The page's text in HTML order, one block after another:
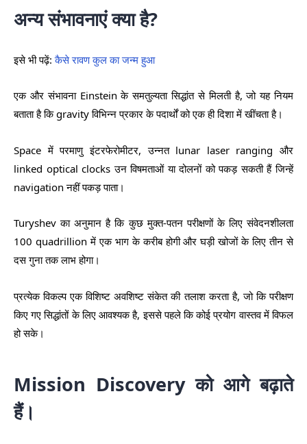
अन्य संभावनाएं क्या है?
इसे भी पढ़ें:कैसे रावण कुल का जन्म हुआ
एक और संभावना Einstein के समतुल्यता सिद्धांत से मिलती है, जो यह नियम
बताता है कि gravity विभिन्न प्रकार के पदार्थों को एक ही दिशा में खींचता है।
Space में परमाणु इंटरफेरोमीटर, उन्नत lunar laser ranging और
linked optical clocks उन विषमताओं या दोलनों को पकड़ सकती हैं जिन्हें
navigation नहीं पकड़ पाता।
Turyshev का अनुमान है कि कुछ मुक्त-पतन परीक्षणों के लिए संवेदनशीलता
100 quadrillion में एक भाग के करीब होगी और घड़ी खोजों के लिए तीन से
दस गुना तक लाभ होगा।
प्रत्येक विकल्प एक विशिष्ट अवशिष्ट संकेत की तलाश करता है, जो कि परीक्षण
किए गए सिद्धांतों के लिए आवश्यक है, इससे पहले कि कोई प्रयोग वास्तव में विफल
हो सके।
Mission Discovery को आगे बढ़ाते
हैं।